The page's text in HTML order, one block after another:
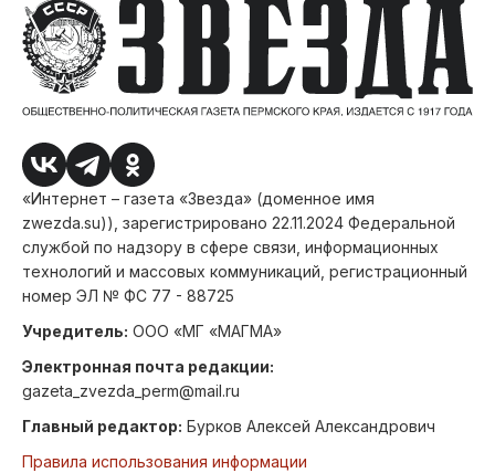
«Интернет – газета «Звезда» (доменное имя
zwezda.su)), зарегистрировано 22.11.2024 Федеральной
службой по надзору в сфере связи, информационных
технологий и массовых коммуникаций, регистрационный
номер ЭЛ № ФС 77 - 88725
Учредитель: ООО «МГ «МАГМА»
Электронная почта редакции:
gazeta_zvezda_perm@mail.ru
Главный редактор: Бурков Алексей Александрович
Правила использования информации